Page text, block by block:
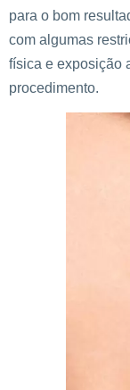
para o bom
com algumas
física e exposição
procedimento.